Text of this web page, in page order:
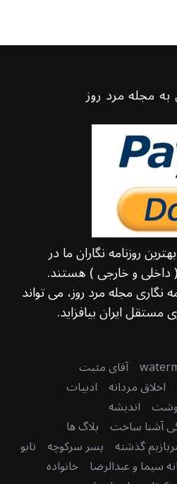
مجله مرد روز
روزنامه نگاران ما در
و خارجی ) هستند.
نگاری مجله مرد روز، می تواند
مستقل ایران بیافزاید.
آقای مثبت
اخلاق مردانه ادبیات
اندیشه
آشنا ساخت بلاگ ها
گذشته پسر سرکوچه تابو
سیما و عبدالرضا خانواده